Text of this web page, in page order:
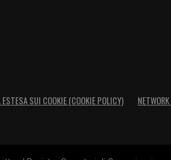
ESTESA SUI COOKIE (COOKIE POLICY)